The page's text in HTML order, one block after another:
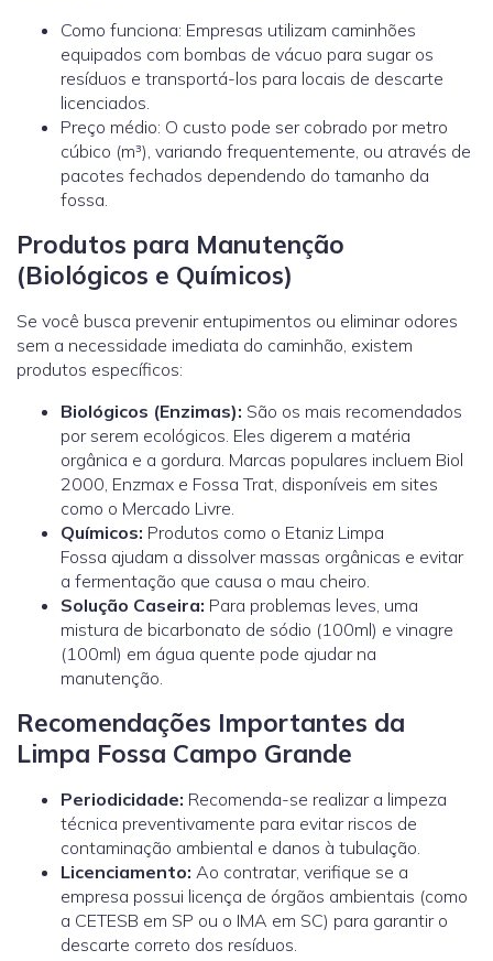
Como funciona: Empresas utilizam caminhões
equipados com bombas de vácuo para sugar os
resíduos e transportá-los para locais de descarte
licenciados.
Preço médio: O custo pode ser cobrado por metro
cúbico (m³), variando frequentemente, ou através de
pacotes fechados dependendo do tamanho da
fossa.
Produtos para Manutenção
(Biológicos e Químicos)
Se você busca prevenir entupimentos ou eliminar odores
sem a necessidade imediata do caminhão, existem
produtos específicos:
Biológicos (Enzimas): São os mais recomendados
por serem ecológicos. Eles digerem a matéria
orgânica e a gordura. Marcas populares incluem Biol
2000, Enzmax e Fossa Trat, disponíveis em sites
como o Mercado Livre.
Químicos: Produtos como o Etaniz Limpa
Fossa ajudam a dissolver massas orgânicas e evitar
a fermentação que causa o mau cheiro.
Solução Caseira: Para problemas leves, uma
mistura de bicarbonato de sódio (100ml) e vinagre
(100ml) em água quente pode ajudar na
manutenção.
Recomendações Importantes da
Limpa Fossa Campo Grande
Periodicidade: Recomenda-se realizar a limpeza
técnica preventivamente para evitar riscos de
contaminação ambiental e danos à tubulação.
Licenciamento: Ao contratar, verifique se a
empresa possui licença de órgãos ambientais (como
a CETESB em SP ou o IMA em SC) para garantir o
descarte correto dos resíduos.